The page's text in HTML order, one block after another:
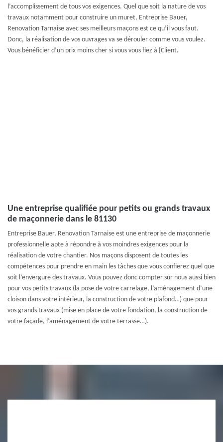
l’accomplissement de tous vos exigences. Quel que soit la nature de vos
travaux notamment pour construire un muret, Entreprise Bauer,
Renovation Tarnaise avec ses meilleurs maçons est ce qu’il vous faut.
Donc, la réalisation de vos ouvrages va se dérouler comme vous voulez.
Vous bénéficier d’un prix moins cher si vous vous fiez à {Client.
Une entreprise qualifiée pour petits ou grands travaux
de maçonnerie dans le 81130
Entreprise Bauer, Renovation Tarnaise est une entreprise de maçonnerie
professionnelle apte à répondre à vos moindres exigences pour la
réalisation de votre chantier. Nos maçons disposent de toutes les
compétences pour prendre en main les tâches que vous confierez quel que
soit l’envergure des travaux. Vous pouvez donc compter sur nous aussi bien
pour vos petits travaux (la pose de votre carrelage, l’aménagement d’une
cloison dans votre intérieur, la construction de votre plafond…) que pour
vos grands travaux (mise en place de votre fondation, la construction de
votre façade, l’aménagement de votre terrasse…).